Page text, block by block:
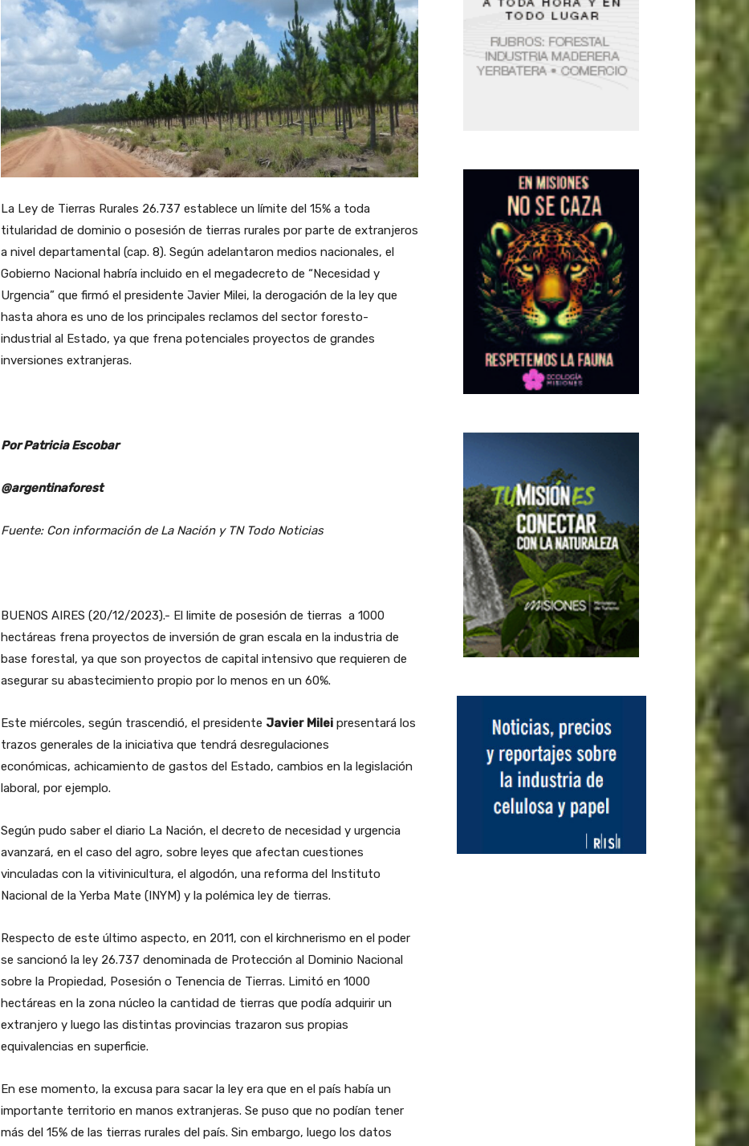
La Ley de Tierras Rurales 26.737 establece un límite del 15% a toda
titularidad de dominio o posesión de tierras rurales por parte de extranjeros
a nivel departamental (cap. 8). Según adelantaron medios nacionales, el
Gobierno Nacional habría incluido en el megadecreto de “Necesidad y
Urgencia” que firmó el presidente Javier Milei, la derogación de la ley que
hasta ahora es uno de los principales reclamos del sector foresto-
industrial al Estado, ya que frena potenciales proyectos de grandes
inversiones extranjeras.
Por Patricia Escobar
@argentinaforest
Fuente: Con información de La Nación y TN Todo Noticias
BUENOS AIRES (20/12/2023).- El limite de posesión de tierras a 1000
hectáreas frena proyectos de inversión de gran escala en la industria de
base forestal, ya que son proyectos de capital intensivo que requieren de
asegurar su abastecimiento propio por lo menos en un 60%.
Este miércoles, según trascendió, el presidente Javier Mileipresentará los
trazos generales de la iniciativa que tendrá desregulaciones
económicas, achicamiento de gastos del Estado, cambios en la legislación
laboral, por ejemplo.
Según pudo saber el diario La Nación, el decreto de necesidad y urgencia
avanzará, en el caso del agro, sobre leyes que afectan cuestiones
vinculadas con la vitivinicultura, el algodón, una reforma del Instituto
Nacional de la Yerba Mate (INYM) y la polémica ley de tierras.
Respecto de este último aspecto, en 2011, con el kirchnerismo en el poder
se sancionó la ley 26.737 denominada de Protección al Dominio Nacional
sobre la Propiedad, Posesión o Tenencia de Tierras. Limitó en 1000
hectáreas en la zona núcleo la cantidad de tierras que podía adquirir un
extranjero y luego las distintas provincias trazaron sus propias
equivalencias en superficie.
En ese momento, la excusa para sacar la ley era que en el país había un
importante territorio en manos extranjeras. Se puso que no podían tener
más del 15% de las tierras rurales del país. Sin embargo, luego los datos